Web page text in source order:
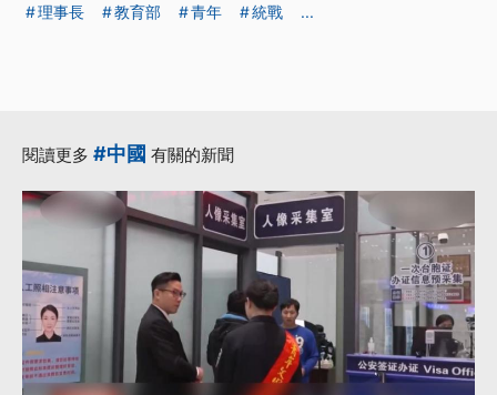
理事長
教育部 青年 統戰 ...
閱讀更多 #中國 有關的新聞